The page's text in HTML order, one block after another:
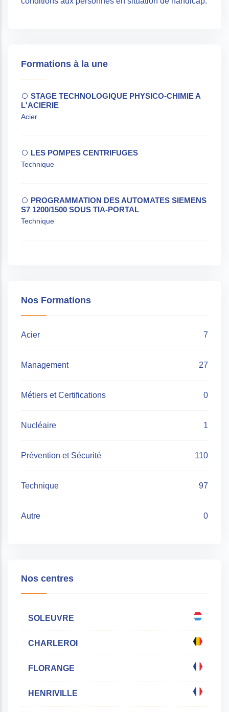
Formations à la une
STAGE TECHNOLOGIQUE PHYSICO-CHIMIE A
L'ACIERIE
Acier
LES POMPES CENTRIFUGES
Technique
PROGRAMMATION DES AUTOMATES SIEMENS
S7 1200/1500 SOUS TIA-PORTAL
Technique
Nos Formations
Acier 7
Management 27
Métiers et Certifications 0
Nucléaire 1
Prévention et Sécurité 110
Technique 97
Autre 0
Nos centres
SOLEUVRE
CHARLEROI
FLORANGE
HENRIVILLE